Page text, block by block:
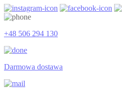
+48 506 294 130
Darmowa dostawa